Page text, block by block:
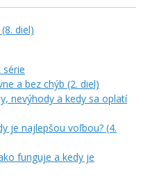
diel)
série
a bez chýb (2. diel)
nevýhody a kedy sa oplatí
je najlepšou voľbou? (4.
funguje a kedy je